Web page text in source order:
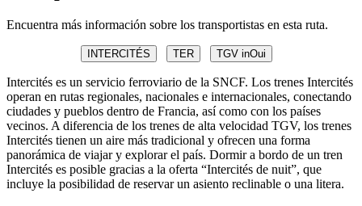
Encuentra más información sobre los transportistas en esta ruta.
INTERCITÉS TER TGV inOui
Intercités es un servicio ferroviario de la SNCF. Los trenes Intercités
operan en rutas regionales, nacionales e internacionales, conectando
ciudades y pueblos dentro de Francia, así como con los países
vecinos. A diferencia de los trenes de alta velocidad TGV, los trenes
Intercités tienen un aire más tradicional y ofrecen una forma
panorámica de viajar y explorar el país. Dormir a bordo de un tren
Intercités es posible gracias a la oferta “Intercités de nuit”, que
incluye la posibilidad de reservar un asiento reclinable o una litera.